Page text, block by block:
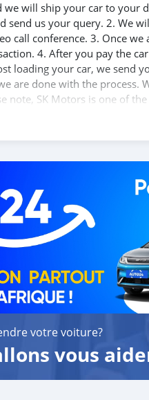
we will ship your car to your
send us your query. 2. We
call conference. 3. Once
4. After you pay the
loading your car, we send
are done with the process.
note, SK Motors is one of
We are always here, to
votre voiture?
vous